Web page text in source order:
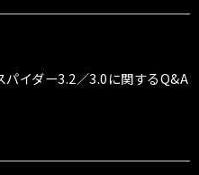
イダー3.2／3.0に関するQ&A